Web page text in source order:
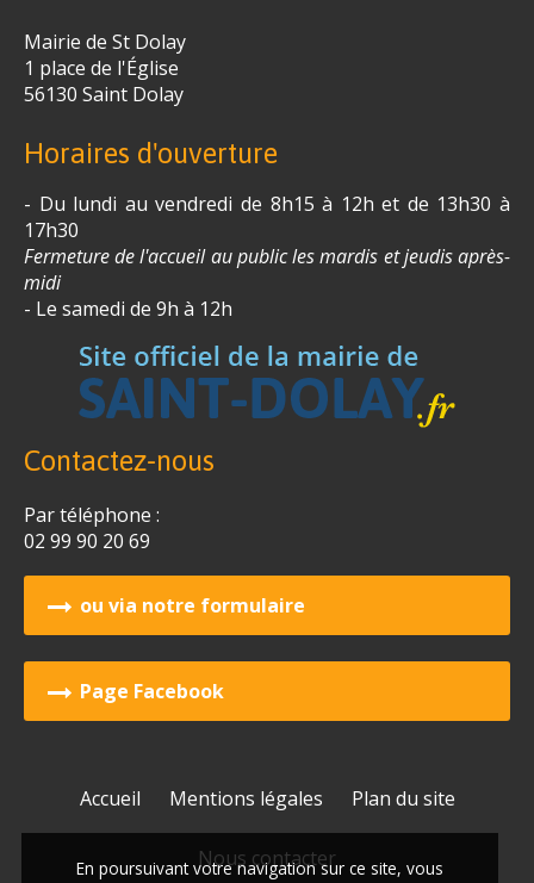
En poursuivant votre navigation sur ce site, vous
Mairie de St Dolay
1 place de l'Église
56130 Saint­ Dolay
Horaires d'ouverture
- Du lundi au vendredi de 8h15 à 12h et de 13h30 à
17h30
Fermeture de l'accueil au public les mardis et jeudis après-
midi
- Le samedi de 9h à 12h
Contactez-nous
Par téléphone :
02 99 90 20 69
ou via notre formulaire
Page Facebook
Accueil Mentions légales Plan du site
Nous contacter